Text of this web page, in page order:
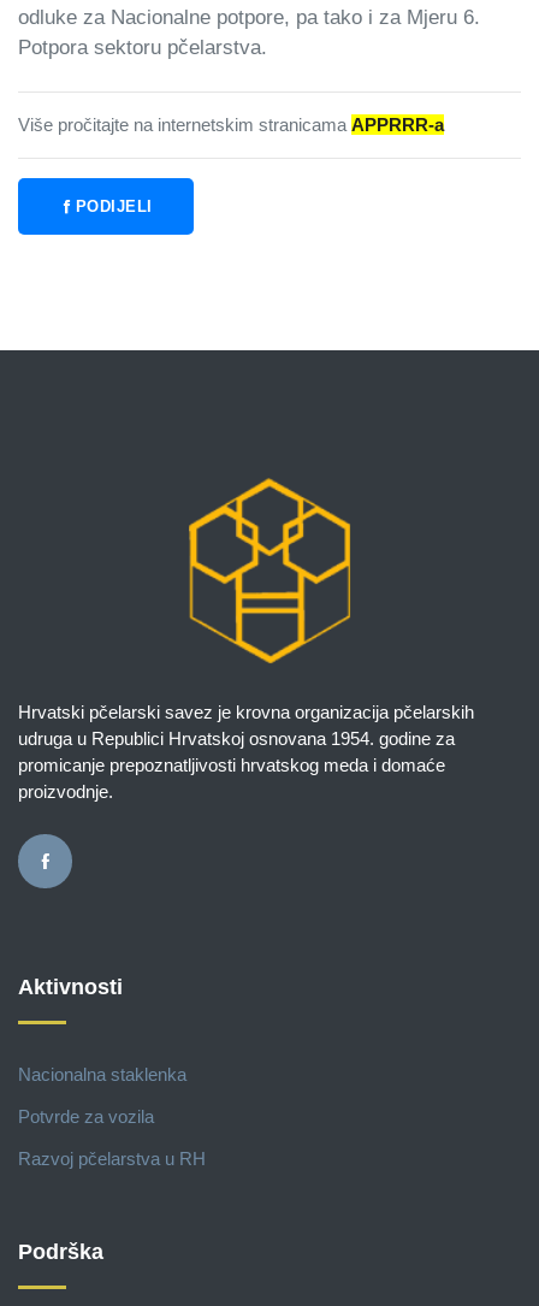
odluke za Nacionalne potpore, pa tako i za Mjeru 6.
Potpora sektoru pčelarstva.
Više pročitajte na internetskim stranicama APPRRR-a
PODIJELI
Hrvatski pčelarski savez je krovna organizacija pčelarskih
udruga u Republici Hrvatskoj osnovana 1954. godine za
promicanje prepoznatljivosti hrvatskog meda i domaće
proizvodnje.
Aktivnosti
Nacionalna staklenka
Potvrde za vozila
Razvoj pčelarstva u RH
Podrška